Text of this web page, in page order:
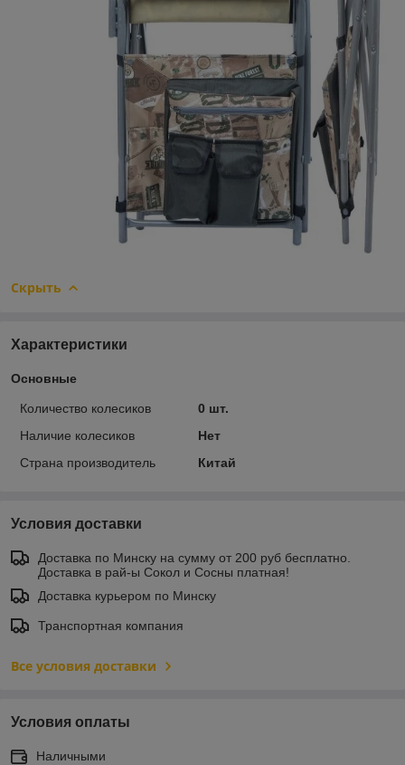
Скрыть
Характеристики
Основные
Количество колесиков
0 шт.
Наличие колесиков
Нет
Страна производитель
Китай
Условия доставки
Доставка по Минску на сумму от 200 руб бесплатно.
Доставка в рай-ы Сокол и Сосны платная!
Доставка курьером по Минску
Транспортная компания
Все условия доставки
Условия оплаты
Наличными